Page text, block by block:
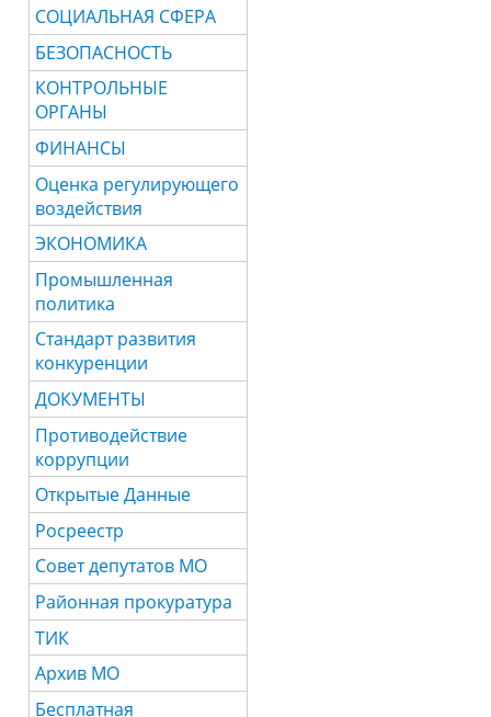
СОЦИАЛЬНАЯ СФЕРА
БЕЗОПАСНОСТЬ
КОНТРОЛЬНЫЕ
ОРГАНЫ
ФИНАНСЫ
Оценка регулирующего
воздействия
ЭКОНОМИКА
Промышленная
политика
Стандарт развития
конкуренции
ДОКУМЕНТЫ
Противодействие
коррупции
Открытые Данные
Росреестр
Совет депутатов МО
Районная прокуратура
ТИК
Архив МО
Бесплатная